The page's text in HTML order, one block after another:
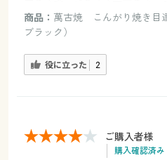
商品： 萬古焼 こんがり焼き目
ブラック）
役に立った 2
ご購入者様
購入確認済み